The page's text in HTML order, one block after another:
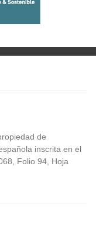
de
inscrita en el
Folio 94, Hoja